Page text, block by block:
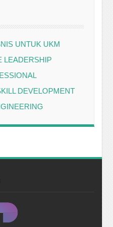
UNTUK UKM
LEADERSHIP
DEVELOPMENT